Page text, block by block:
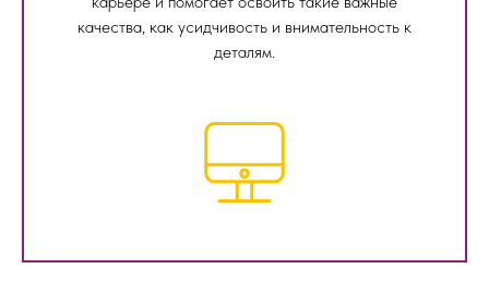
качества, как усидчивость и внимательность к
деталям.